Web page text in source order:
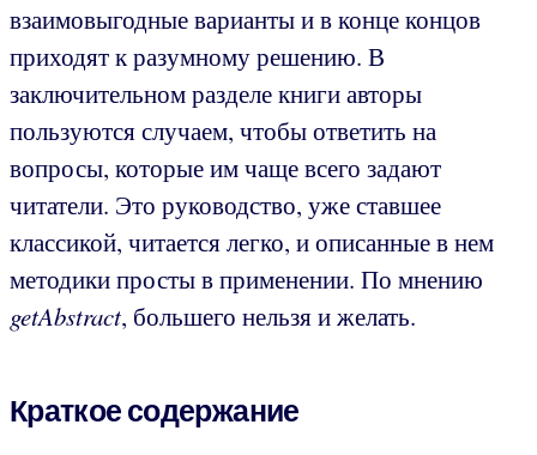
взаимовыгодные варианты и в конце концов
приходят к разумному решению. В
заключительном разделе книги авторы
пользуются случаем, чтобы ответить на
вопросы, которые им чаще всего задают
читатели. Это руководство, уже ставшее
классикой, читается легко, и описанные в нем
методики просты в применении. По мнению
getAbstract, большего нельзя и желать.
Краткое содержание